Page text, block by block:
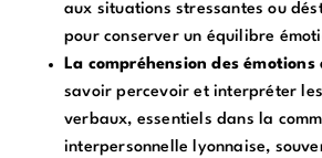
aux situations stressantes ou
pour conserver un équilibre
La compréhension des émotions
savoir percevoir et interpréter
verbaux, essentiels dans la
interpersonnelle lyonnaise,